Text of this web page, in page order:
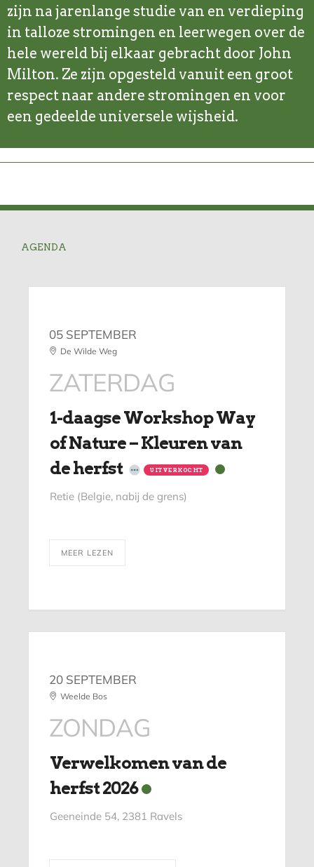
zijn na jarenlange studie van en verdieping
in talloze stromingen en leerwegen over de
hele wereld bij elkaar gebracht door John
Milton. Ze zijn opgesteld vanuit een groot
respect naar andere stromingen en voor
een gedeelde universele wijsheid.
AGENDA
05 SEPTEMBER
De Wilde Weg
ZATERDAG
1-daagse Workshop Way
of Nature – Kleuren van
de herfst
UITVERKOCHT
Retie (Belgie, nabij de grens)
MEER LEZEN
20 SEPTEMBER
Weelde Bos
ZONDAG
Verwelkomen van de
herfst 2026
Geeneinde 54, 2381 Ravels